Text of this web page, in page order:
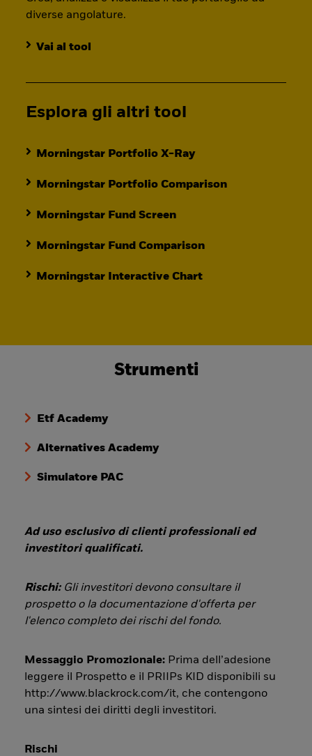
diverse angolature.
Vai al tool
Esplora gli altri tool
Morningstar Portfolio X-Ray
Morningstar Portfolio Comparison
Morningstar Fund Screen
Morningstar Fund Comparison
Morningstar Interactive Chart
Strumenti
Etf Academy
Alternatives Academy
Simulatore PAC
Ad uso esclusivo di clienti professionali ed
investitori qualificati.
Rischi: Gli investitori devono consultare il
prospetto o la documentazione d'offerta per
l'elenco completo dei rischi del fondo.
Messaggio Promozionale: Prima dell’adesione
leggere il Prospetto e il PRIIPs KID disponibili su
http://www.blackrock.com/it, che contengono
una sintesi dei diritti degli investitori.
Rischi